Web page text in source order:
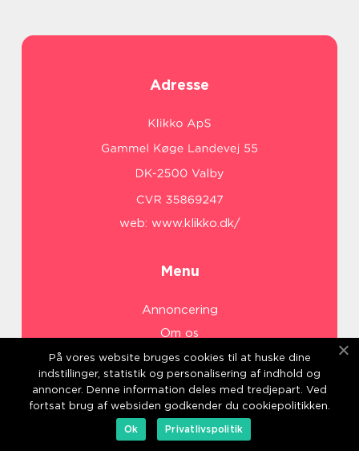
Adresse
web: www.klikko.dk/
Menu
Annoncering
Om os
Cookies
Kontakt os
Sitemap
På vores website bruges cookies til at huske dine
indstillinger, statistik og personalisering af indhold og
annoncer. Denne information deles med tredjepart. Ved
fortsat brug af websiden godkender du cookiepolitikken.
Ok
Privatlivspolitik